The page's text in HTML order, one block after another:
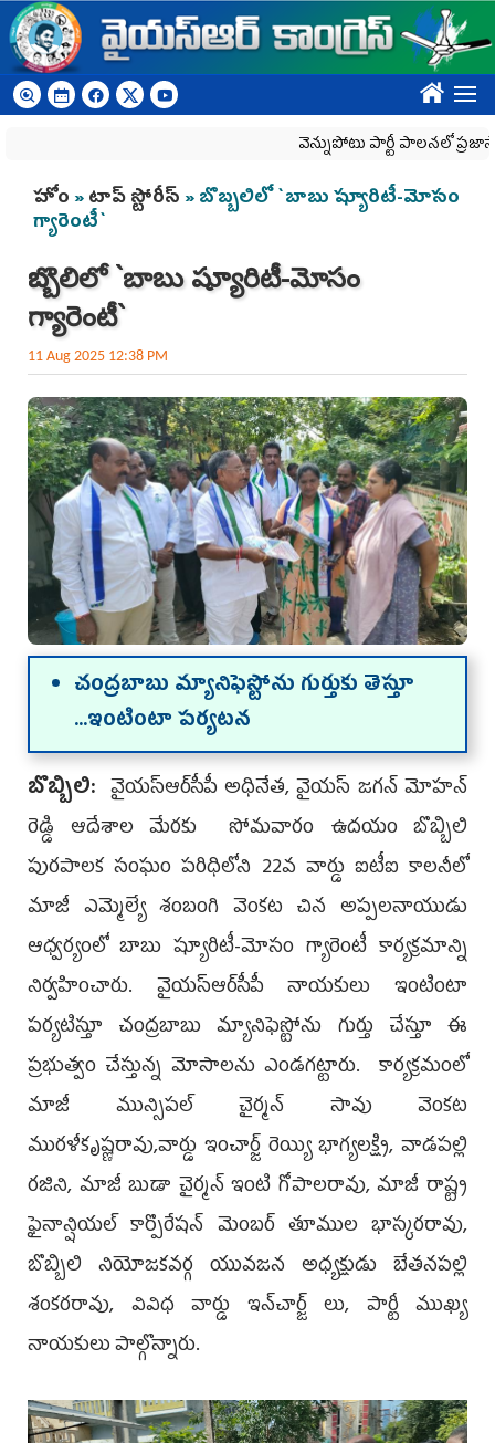
Skip to main content
????
వెన్నుపోటు పార్టీ పాలనలో
You are here
హోం »టాప్ స్టోరీస్ » బొబ్బ‌లిలో `బాబు ష్యూరిటీ-మోసం
గ్యారెంటీ`
బొబ్బ‌లిలో `బాబు ష్యూరిటీ-మోసం
గ్యారెంటీ`
11 Aug 2025 12:38 PM
చంద్ర‌బాబు మ్యానిఫెస్టోను గుర్తుకు తెస్తూ
...ఇంటింటా ప‌ర్య‌ట‌న‌
బొబ్బిలి: వైయ‌స్ఆర్‌సీపీ అధినేత‌, వైయ‌స్ జ‌గ‌న్ మోహ‌న్
రెడ్డి ఆదేశాల మేర‌కు సోమవారం ఉదయం బొబ్బిలి
పురపాలక సంఘం పరిధిలోని 22వ వార్డు ఐటీఐ కాలనీలో
మాజీ ఎమ్మెల్యే శంబంగి వెంకట చిన అప్పలనాయుడు
ఆధ్వ‌ర్యంలో బాబు ష్యూరిటీ-మోసం గ్యారెంటీ కార్య‌క్ర‌మాన్ని
నిర్వ‌హించారు. వైయ‌స్ఆర్‌సీపీ నాయ‌కులు ఇంటింటా
ప‌ర్య‌టిస్తూ చంద్ర‌బాబు మ్యానిఫెస్టోను గుర్తు చేస్తూ ఈ
ప్ర‌భుత్వం చేస్తున్న మోసాల‌ను ఎండ‌గ‌ట్టారు. కార్యక్రమంలో
మాజీ మున్సిపల్ చైర్మన్ సావు వెంకట
మురళీకృష్ణరావు,వార్డు ఇంచార్జ్ రెయ్యి భాగ్యలక్ష్మి, వాడపల్లి
రజిని, మాజీ బుడా చైర్మన్ ఇంటి గోపాలరావు, మాజీ రాష్ట్ర
ఫైనాన్షియల్ కార్పొరేషన్ మెంబర్ తూముల భాస్కరరావు,
బొబ్బిలి నియోజకవర్గ యువజన అధ్యక్షుడు బేతనపల్లి
శంకరరావు, వివిధ వార్డు ఇన్‌చార్జ్ లు, పార్టీ ముఖ్య
నాయకులు పాల్గొన్నారు.